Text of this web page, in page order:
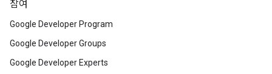
참여
Google Developer Program
Google Developer Groups
Google Developer Experts